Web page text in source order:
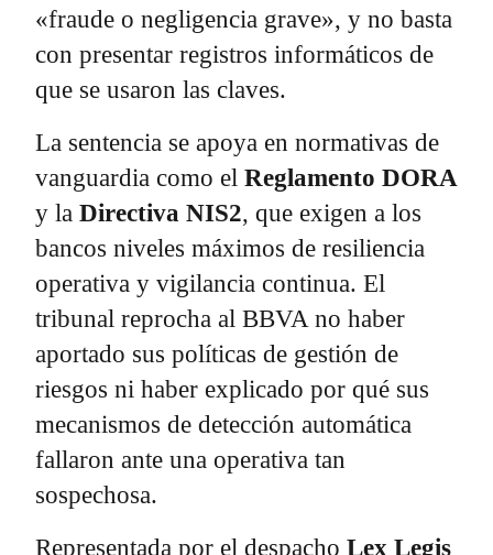
«fraude o negligencia grave», y no basta
con presentar registros informáticos de
que se usaron las claves.
La sentencia se apoya en normativas de
vanguardia como el Reglamento DORA
y la Directiva NIS2, que exigen a los
bancos niveles máximos de resiliencia
operativa y vigilancia continua. El
tribunal reprocha al BBVA no haber
aportado sus políticas de gestión de
riesgos ni haber explicado por qué sus
mecanismos de detección automática
fallaron ante una operativa tan
sospechosa.
Representada por el despacho Lex Legis